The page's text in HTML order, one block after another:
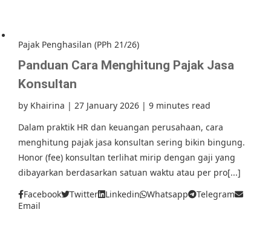
Pajak Penghasilan (PPh 21/26)
Panduan Cara Menghitung Pajak Jasa
Konsultan
by Khairina | 27 January 2026 | 9 minutes read
Dalam praktik HR dan keuangan perusahaan, cara
menghitung pajak jasa konsultan sering bikin bingung.
Honor (fee) konsultan terlihat mirip dengan gaji yang
dibayarkan berdasarkan satuan waktu atau per pro[...]
Facebook
Twitter Linkedin Whatsapp
Telegram
Email